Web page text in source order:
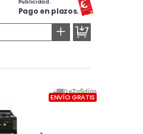
Publicidad.
Pago en plazos.
+
De2a5días
ENVÍO GRATIS